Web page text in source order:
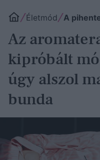
Életmód A
Az
kipróbált
úgy alszol
bunda